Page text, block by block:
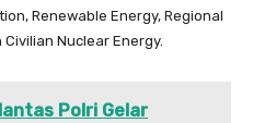
Renewable Energy, Regional
Nuclear Energy.
Polri Gelar